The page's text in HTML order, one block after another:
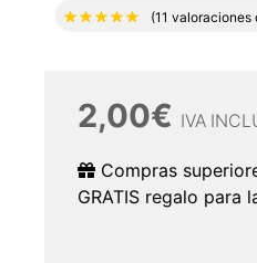
Valorado con
(11 valoraciones
2,00€ IVA
Compras
GRATIS regalo para